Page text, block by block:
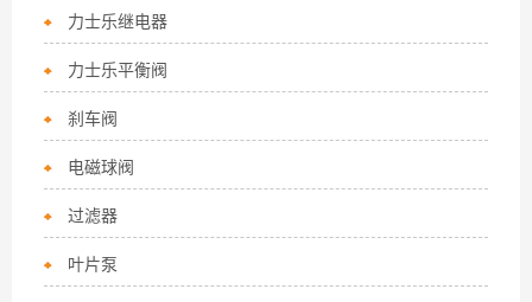
力士乐继电器
力士乐平衡阀
刹车阀
电磁球阀
过滤器
叶片泵